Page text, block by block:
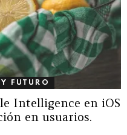
FUTURO
Intelligence en iOS
en usuarios.